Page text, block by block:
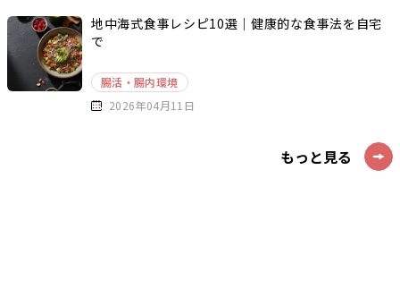
地中海式食事レシピ10選｜健康的な食事法を自宅
で
腸活・腸内環境
2026年04月11日
もっと見る